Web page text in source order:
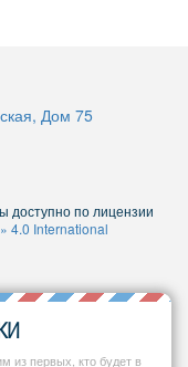
Дом 75
доступно по лицензии
4.0 International
из первых, кто будет в